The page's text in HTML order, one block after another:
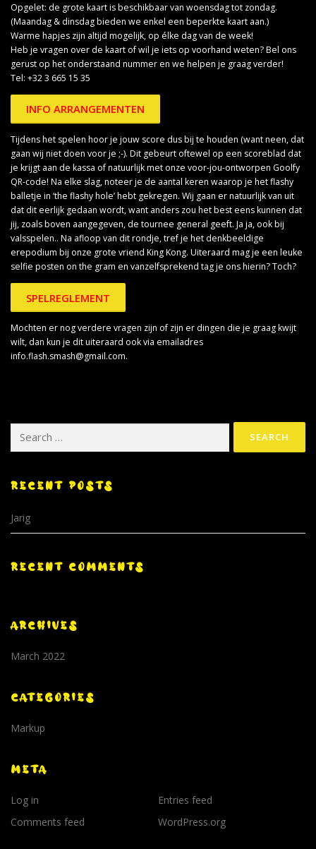
Opgelet: de grote kaart is beschikbaar van woensdag tot zondag.
(Maandag & dinsdag bieden we enkel een beperkte kaart aan.)
Warme hapjes zijn altijd mogelijk, op élke dag van de week!
Heb je vragen over de kaart of wil je iets op voorhand weten? Bel ons
gerust op het onderstaand nummer en we helpen je graag verder!
Tel: +32 3 665 15 35
INFO ARRANGEMENTEN
Tijdens het spelen hoor je jouw score dus bij te houden (want neen, dat
gaan wij niet doen voor je ;-). Dit gebeurt oftewel op een scoreblad dat
je krijgt aan de kassa of natuurlijk met onze voor-jou-ontworpen Goolfy
QR-code! Na elke slag, noteer je de aantal keren waarop je het flashy
balletje in ‘the flashy hole’ hebt gekregen. Wij gaan er natuurlijk van uit
dat dit eerlijk gedaan wordt, want anders zou het best eens kunnen dat
jij, zoals boven aangegeven, de tournee general geeft. Ja ja, ook bij
valsspelen.. Na afloop van dit rondje, tref je het denkbeeldige
erepodium bij onze grote vriend King Kong. Uiteraard mag je een leuke
selfie posten on the gram en vanzelfsprekend tag je ons hierin? Toch?
SPELREGLEMENT
Mochten er nog verdere vragen zijn of zijn er dingen die je graag kwijt
wilt, dan kun je dit uiteraard ook via emailadres
info.flash.smash@gmail.com.
RECENT POSTS
Jarig
RECENT COMMENTS
ARCHIVES
March 2022
CATEGORIES
Markup
META
Log in
Entries feed
Comments feed
WordPress.org